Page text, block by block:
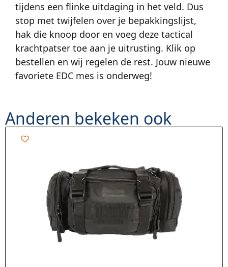
tijdens een flinke uitdaging in het veld. Dus
stop met twijfelen over je bepakkingslijst,
hak die knoop door en voeg deze tactical
krachtpatser toe aan je uitrusting. Klik op
bestellen en wij regelen de rest. Jouw nieuwe
favoriete EDC mes is onderweg!
Anderen bekeken ook